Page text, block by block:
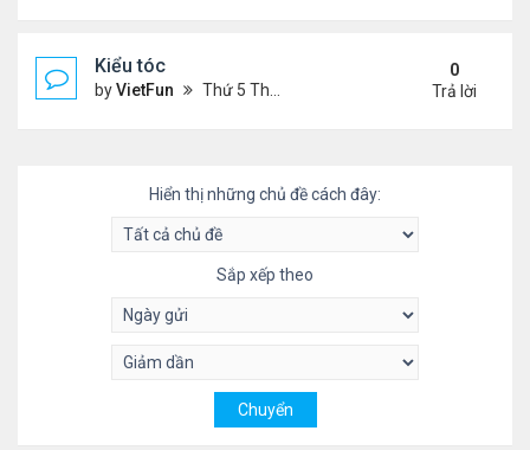
Kiểu tóc
byVietFun Thứ 5 Tháng 11 04, 2021 3:59 pm
0
Trả lời
Hiển thị những chủ đề cách đây:
Sắp xếp theo